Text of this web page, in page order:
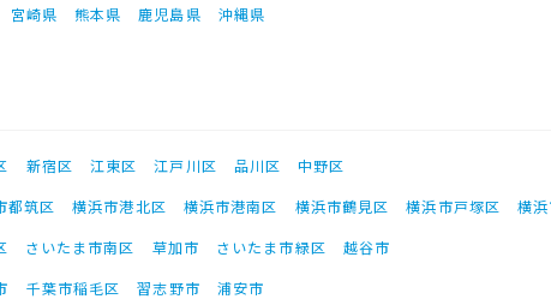
宮崎県 熊本県 鹿児島県 沖縄県
新宿区 江東区 江戸川区 品川区
中野区
都筑区 横浜市港北区 横浜市港南区 横浜市鶴見区 横浜市戸塚区
横
さいたま市南区 草加市 さいたま市緑区
越谷市
千葉市稲毛区 習志野市 浦安市